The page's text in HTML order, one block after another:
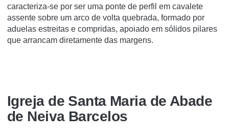
caracteriza-se por ser uma ponte de perfil em cavalete
assente sobre um arco de volta quebrada, formado por
aduelas estreitas e compridas, apoiado em sólidos pilares
que arrancam diretamente das margens.
Igreja de Santa Maria de Abade
de Neiva Barcelos